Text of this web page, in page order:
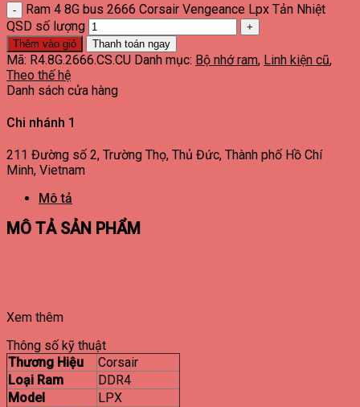
Ram 4 8G bus 2666 Corsair Vengeance Lpx Tản Nhiệt
QSD số lượng
Thêm vào giỏ Thanh toán ngay
Mã: R4.8G.2666.CS.CU Danh mục: Bộ nhớ ram, Linh kiện cũ,
Theo thế hệ
Danh sách cửa hàng
Chi nhánh 1
211 Đường số 2, Trường Thọ, Thủ Đức, Thành phố Hồ Chí
Minh, Vietnam
Mô tả
MÔ TẢ SẢN PHẨM
Xem thêm
Thông số kỹ thuật
Thương Hiệu
Corsair
Loại Ram
DDR4
Model
LPX